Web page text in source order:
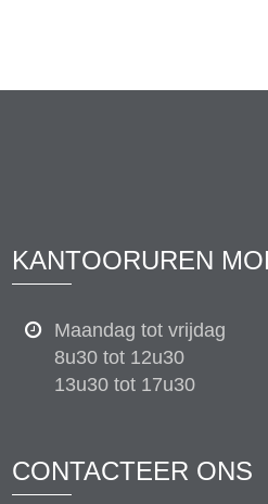
KANTOORUREN
Maandag tot vrijdag
8u30 tot 12u30
13u30 tot 17u30
CONTACTEER ONS